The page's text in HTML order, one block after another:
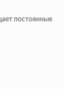
постоянные